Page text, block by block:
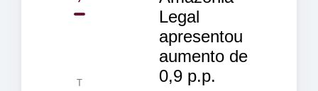
T
Legal
apresentou
aumento de
0,9 p.p.